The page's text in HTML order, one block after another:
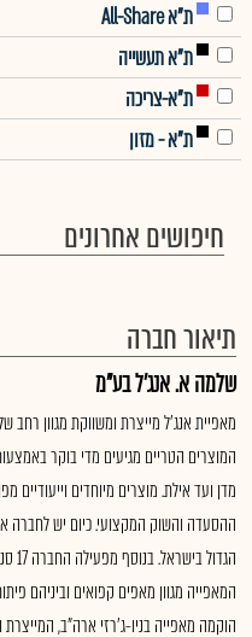
ת"א All-Share
ת"א תעשייה
ת"א-צריכה
ת"א - מזון
חיפושים אחרונים
תיאור חברה
שלמה א. אנג'ל בע"מ
מאפיית אנג'ל מייצרת ומשווקת מגוון
מדן ועד אילת. מוצרים מיוחדים
ההסעדה והשוק המקצועי. כיום יש
הוקמה מאפייה בניו-ג'רזי ארה"ב,